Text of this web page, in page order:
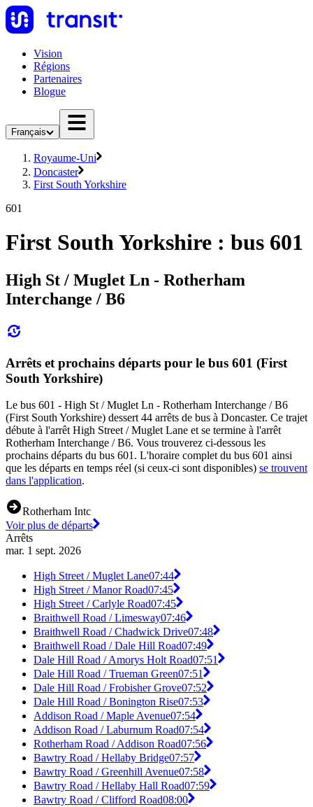
Vision
Régions
Partenaires
Blogue
Français
Royaume-Uni
Doncaster
First South Yorkshire
601
First South Yorkshire : bus 601
High St / Muglet Ln - Rotherham
Interchange / B6
Arrêts et prochains départs pour le bus 601 (First
South Yorkshire)
Le bus 601 - High St / Muglet Ln - Rotherham Interchange / B6
(First South Yorkshire) dessert 44 arrêts de bus à Doncaster. Ce trajet
débute à l'arrêt High Street / Muglet Lane et se termine à l'arrêt
Rotherham Interchange / B6. Vous trouverez ci-dessous les
prochains départs du bus 601. L'horaire complet du bus 601 ainsi
que les départs en temps réel (si ceux-ci sont disponibles) se trouvent
dans l'application.
Rotherham Intc
Voir plus de départs
Arrêts
mar. 1 sept. 2026
High Street / Muglet Lane07:44
High Street / Manor Road07:45
High Street / Carlyle Road07:45
Braithwell Road / Limesway07:46
Braithwell Road / Chadwick Drive07:48
Braithwell Road / Dale Hill Road07:49
Dale Hill Road / Amorys Holt Road07:51
Dale Hill Road / Trueman Green07:51
Dale Hill Road / Frobisher Grove07:52
Dale Hill Road / Bonington Rise07:53
Addison Road / Maple Avenue07:54
Addison Road / Laburnum Road07:54
Rotherham Road / Addison Road07:56
Bawtry Road / Hellaby Bridge07:57
Bawtry Road / Greenhill Avenue07:58
Bawtry Road / Hellaby Hall Road07:59
Bawtry Road / Clifford Road08:00